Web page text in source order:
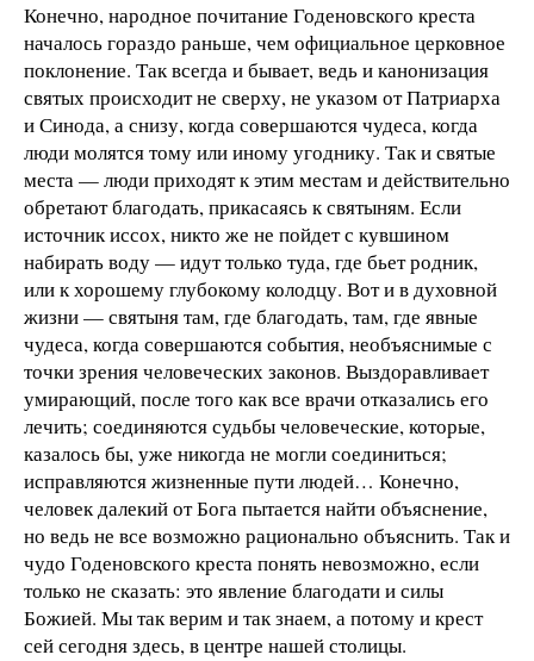
Конечно, народное почитание Годеновского креста
началось гораздо раньше, чем официальное церковное
поклонение. Так всегда и бывает, ведь и канонизация
святых происходит не сверху, не указом от Патриарха
и Синода, а снизу, когда совершаются чудеса, когда
люди молятся тому или иному угоднику. Так и святые
места — люди приходят к этим местам и действительно
обретают благодать, прикасаясь к святыням. Если
источник иссох, никто же не пойдет с кувшином
набирать воду — идут только туда, где бьет родник,
или к хорошему глубокому колодцу. Вот и в духовной
жизни — святыня там, где благодать, там, где явные
чудеса, когда совершаются события, необъяснимые с
точки зрения человеческих законов. Выздоравливает
умирающий, после того как все врачи отказались его
лечить; соединяются судьбы человеческие, которые,
казалось бы, уже никогда не могли соединиться;
исправляются жизненные пути людей… Конечно,
человек далекий от Бога пытается найти объяснение,
но ведь не все возможно рационально объяснить. Так и
чудо Годеновского креста понять невозможно, если
только не сказать: это явление благодати и силы
Божией. Мы так верим и так знаем, а потому и крест
сей сегодня здесь, в центре нашей столицы.